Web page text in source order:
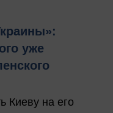
уже
Киеву на его